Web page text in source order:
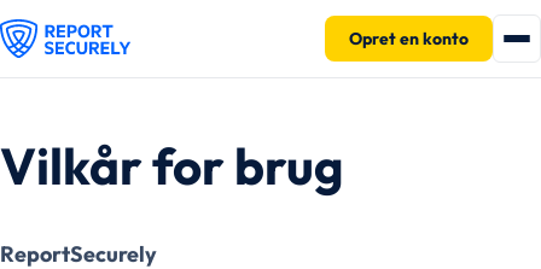
Opret en konto
Vilkår for brug
ReportSecurely